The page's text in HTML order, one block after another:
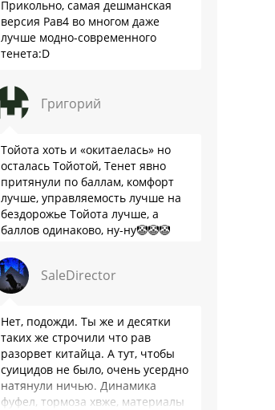
Прикольно, самая дешманская
версия Рав4 во многом даже
лучше модно-современного
тенета:D
Григорий
Тойота хоть и «окитаелась» но
осталась Тойотой, Тенет явно
притянули по баллам, комфорт
лучше, управляемость лучше на
бездорожье Тойота лучше, а
баллов одинаково, ну-ну🤡🤡🤡
SaleDirector
Нет, подожди. Ты же и десятки
таких же строчили что рав
разорвет китайца. А тут, чтобы
суицидов не было, очень усердно
натянули ничью. Динамика
фуфел, тормоза хвже, материалы